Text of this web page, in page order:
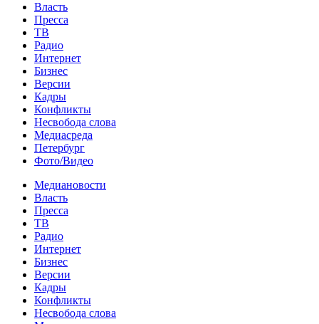
Власть
Пресса
ТВ
Радио
Интернет
Бизнес
Версии
Кадры
Конфликты
Несвобода слова
Медиасреда
Петербург
Фото/Видео
Медиановости
Власть
Пресса
ТВ
Радио
Интернет
Бизнес
Версии
Кадры
Конфликты
Несвобода слова